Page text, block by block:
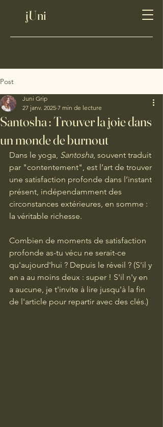
jUni
Post
Santosha : Trouver la joie dans
un monde de burnout
Juni Grip
27 janv. 2025 7 min de lecture
Dans le yoga, Santosha, souvent traduit
par "contentement", est l’art de trouver
une satisfaction profonde dans l’instant
présent, indépendamment des
circonstances extérieures, en somme :
la véritable richesse.
Combien de moments de satisfaction
profonde as-tu vécu ne serait-ce
qu'aujourd'hui ? Depuis le réveil ? (S'il y
en a au moins deux : super ! S'il n'y en
a aucune, je t'invite à lire jusqu'à la fin
de l'article pour repartir avec des clés.)